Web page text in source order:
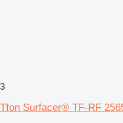
3
Tfon Surfacer® TF-RF